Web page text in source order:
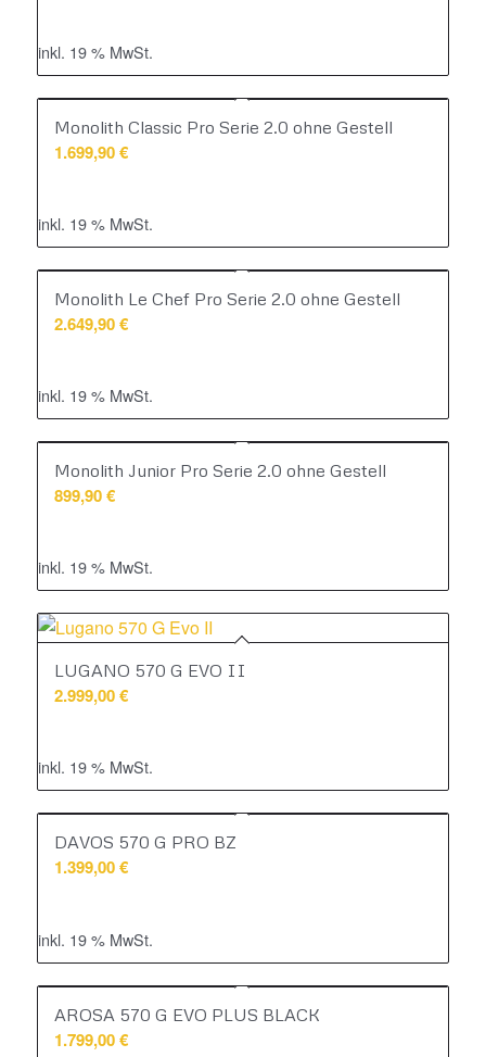
inkl. 19 % MwSt.
Monolith Classic Pro Serie 2.0 ohne Gestell
1.699,90€
inkl. 19 % MwSt.
Monolith Le Chef Pro Serie 2.0 ohne Gestell
2.649,90€
inkl. 19 % MwSt.
Monolith Junior Pro Serie 2.0 ohne Gestell
899,90€
inkl. 19 % MwSt.
LUGANO 570 G EVO II
2.999,00€
inkl. 19 % MwSt.
DAVOS 570 G PRO BZ
1.399,00€
inkl. 19 % MwSt.
AROSA 570 G EVO PLUS BLACK
1.799,00€